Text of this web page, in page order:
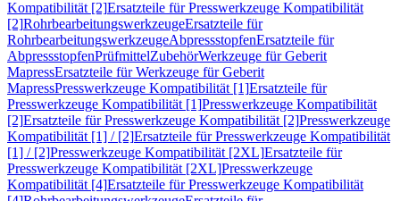
Kompatibilität [2]Ersatzteile für Presswerkzeuge Kompatibilität
[2]RohrbearbeitungswerkzeugeErsatzteile für
RohrbearbeitungswerkzeugeAbpressstopfenErsatzteile für
AbpressstopfenPrüfmittelZubehörWerkzeuge für Geberit
MapressErsatzteile für Werkzeuge für Geberit
MapressPresswerkzeuge Kompatibilität [1]Ersatzteile für
Presswerkzeuge Kompatibilität [1]Presswerkzeuge Kompatibilität
[2]Ersatzteile für Presswerkzeuge Kompatibilität [2]Presswerkzeuge
Kompatibilität [1] / [2]Ersatzteile für Presswerkzeuge Kompatibilität
[1] / [2]Presswerkzeuge Kompatibilität [2XL]Ersatzteile für
Presswerkzeuge Kompatibilität [2XL]Presswerkzeuge
Kompatibilität [4]Ersatzteile für Presswerkzeuge Kompatibilität